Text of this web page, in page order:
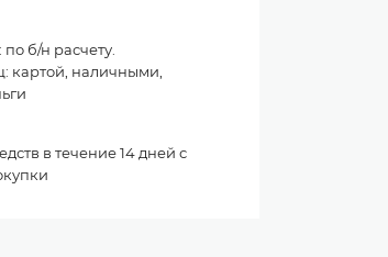
б/н расчету.
картой, наличными,
в течение 14 дней с